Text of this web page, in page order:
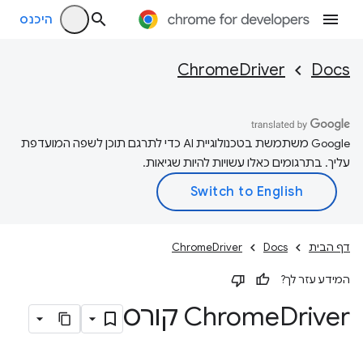
היכנס
Docs
ChromeDriver
‫Google משתמשת בטכנולוגיית AI כדי לתרגם תוכן לשפה המועדפת
עליך. בתרגומים כאלו עשויות להיות שגיאות.
דף הבית Docs
ChromeDriver
המידע עזר לך?
ChromeDriver קורס